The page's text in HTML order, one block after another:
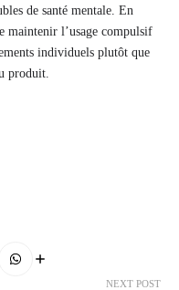
de santé mentale. En
maintenir l’usage compulsif
individuels plutôt que
produit.
NEXT POST